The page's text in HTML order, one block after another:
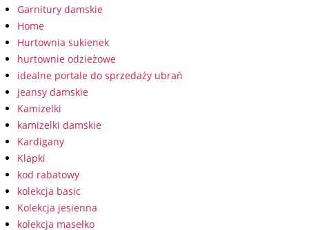
Garnitury damskie
Home
Hurtownia sukienek
hurtownie odzieżowe
idealne portale do sprzedaży ubrań
jeansy damskie
Kamizelki
kamizelki damskie
Kardigany
Klapki
kod rabatowy
kolekcja basic
Kolekcja jesienna
kolekcja masełko